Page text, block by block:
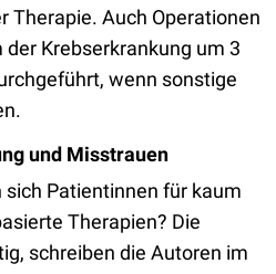
Therapie. Auch Operationen
Krebserkrankung um 3
wenn sonstige
und Misstrauen
Patientinnen für kaum
Therapien? Die
schreiben die Autoren im